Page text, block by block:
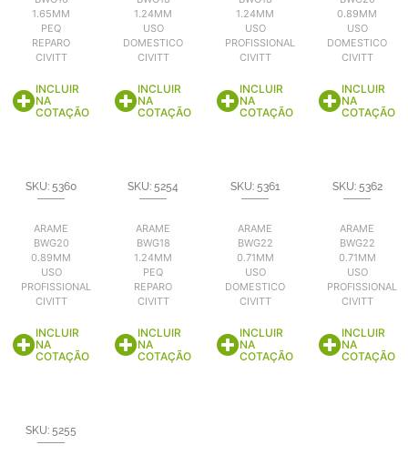
1.65MM
PEQ
REPARO
CIVITT
INCLUIR
NA
COTAÇÃO
1.24MM
USO
DOMESTICO
CIVITT
INCLUIR
NA
COTAÇÃO
1.24MM
USO
PROFISSIONAL
CIVITT
INCLUIR
NA
COTAÇÃO
0.89MM
USO
DOMESTICO
CIVITT
INCLUIR
NA
COTAÇÃO
SKU: 5360
ARAME
BWG20
0.89MM
USO
PROFISSIONAL
CIVITT
INCLUIR
NA
COTAÇÃO
SKU: 5254
ARAME
BWG18
1.24MM
PEQ
REPARO
CIVITT
INCLUIR
NA
COTAÇÃO
SKU: 5361
ARAME
BWG22
0.71MM
USO
DOMESTICO
CIVITT
INCLUIR
NA
COTAÇÃO
SKU: 5362
ARAME
BWG22
0.71MM
USO
PROFISSIONAL
CIVITT
INCLUIR
NA
COTAÇÃO
SKU: 5255